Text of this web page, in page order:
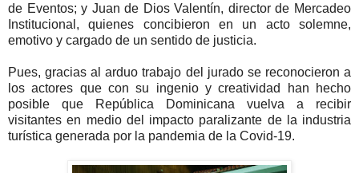
de Eventos; y Juan de Dios Valentín, director de Mercadeo
Institucional, quienes concibieron en un acto solemne,
emotivo y cargado de un sentido de justicia.
Pues, gracias al arduo trabajo del jurado se reconocieron a
los actores que con su ingenio y creatividad han hecho
posible que República Dominicana vuelva a recibir
visitantes en medio del impacto paralizante de la industria
turística generada por la pandemia de la Covid-19.